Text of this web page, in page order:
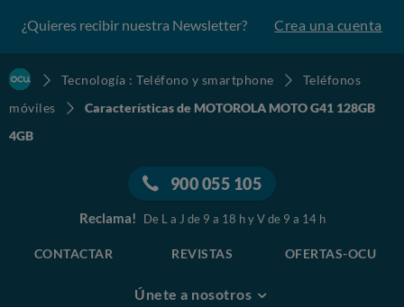
¿Quieres recibir nuestra Newsletter? Crea una cuenta
Tecnología : Teléfono y smartphone
Teléfonos
móviles
Características de MOTOROLA MOTO G41 128GB
4GB
900 055 105
Reclama! De L a J de 9 a 18 h y V de 9 a 14 h
CONTACTAR REVISTAS OFERTAS-OCU
Únete a nosotros